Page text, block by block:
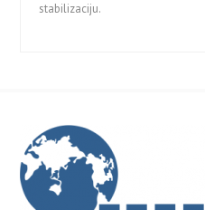
stabilizaciju.